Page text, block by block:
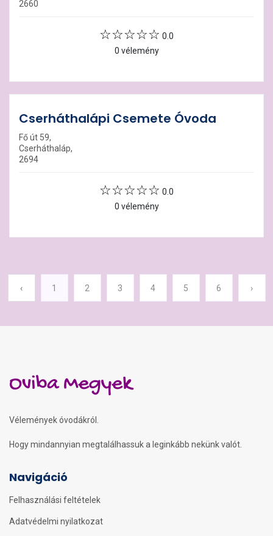
2660
0.0
0 vélemény
Cserháthalápi Csemete Óvoda
Fő út 59,
Cserháthaláp,
2694
0.0
0 vélemény
‹ 1 2 3 4 5 6 ›
Oviba Megyek
Vélemények óvodákról.
Hogy mindannyian megtalálhassuk a leginkább nekünk valót.
Navigáció
Felhasználási feltételek
Adatvédelmi nyilatkozat